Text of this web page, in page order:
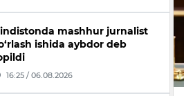
mashhur jurnalist
ishida aybdor deb
16:25 / 06.08.2026